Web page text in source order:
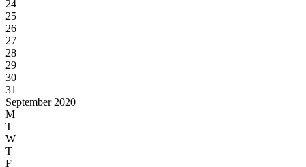
24
25
26
27
28
29
30
31
September 2020
M
T
W
T
F